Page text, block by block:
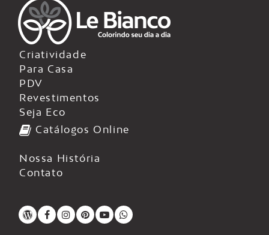
Criatividade
Para Casa
PDV
Revestimentos
Seja Eco
Catálogos Online
Nossa História
Contato